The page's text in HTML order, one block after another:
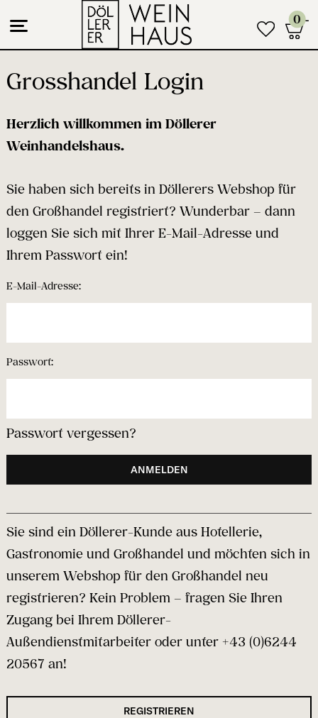
Aktion
0
Grosshandel Login
Herzlich willkommen im Döllerer
Weinhandelshaus.
Sie haben sich bereits in Döllerers Webshop für
den Großhandel registriert? Wunderbar – dann
loggen Sie sich mit Ihrer E-Mail-Adresse und
Ihrem Passwort ein!
E-Mail-Adresse:
Passwort:
Passwort vergessen?
Sie sind ein Döllerer-Kunde aus Hotellerie,
Gastronomie und Großhandel und möchten sich in
unserem Webshop für den Großhandel neu
registrieren? Kein Problem – fragen Sie Ihren
Zugang bei Ihrem Döllerer-
Außendienstmitarbeiter oder unter +43 (0)6244
20567 an!
REGISTRIEREN
Login
Zum B2C-Shop
SERVICEHOTLINE
MO - FR von 8:00 - 17:00 Uhr
Gerne beraten wir Sie telefonisch unter: